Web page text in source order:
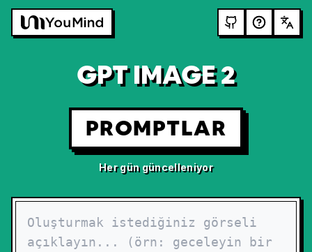
GPT IMAGE 2
PROMPTLAR
Her gün güncelleniyor